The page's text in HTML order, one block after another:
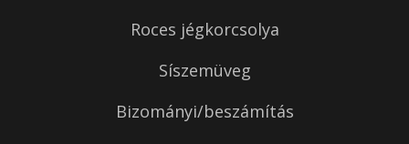
Roces jégkorcsolya
Síszemüveg
Bizományi/beszámítás